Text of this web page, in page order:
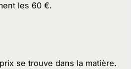
les 60 €.
se trouve dans la matière.